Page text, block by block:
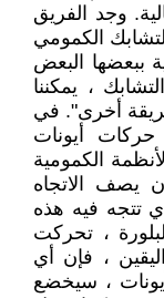
وجد الفريق
الكمومي
ببعضها البعض
، يمكننا
أخرى". في
أيونات
الكمومية
يصف الاتجاه
تتجه فيه هذه
، تحركت
، فإن أي
، سيخضع